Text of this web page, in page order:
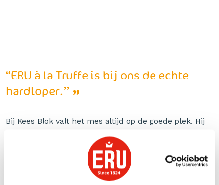
“ERU à la Truffe is bij ons de echte
hardloper.’’
Bij Kees Blok valt het mes altijd op de goede plek. Hij
voor het perfect afsnijden van een kilo kaas. Kees Blok
is een man met passie voor zijn vak. “Naast het
verkopen van kaas vind ik het ook belangrijk dat we de
tijd nemen om met de mensen te praten. Hiervoor heb